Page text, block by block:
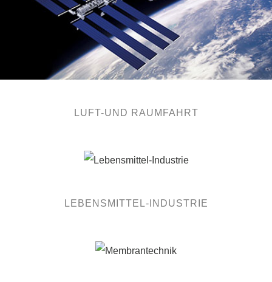
LUFT-UND RAUMFAHRT
LEBENSMITTEL-INDUSTRIE